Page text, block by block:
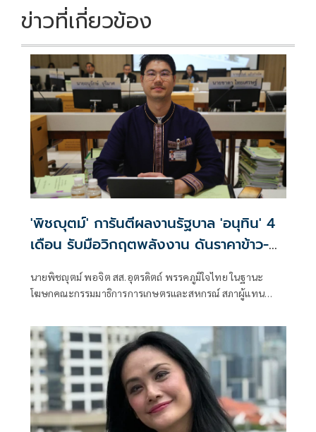
ข่าวที่เกี่ยวข้อง
'พิชญุตม์' การันตีผลงานรัฐบาล 'อนุทิน' 4
เดือน รับมือวิกฤตพลังงาน ดันราคาข้าว-
ช่วยลดต้นทุน-ขยายตลาดโลก
นายพิชญุตม์ พอจิต สส.อุตรดิตถ์ พรรคภูมิใจไทย ในฐานะ
โฆษกคณะกรรมมาธิการการเกษตรและสหกรณ์ สภาผู้แทน
รัฐบาลภายใต้การนำของนายอนุทิน ชาญวีรกูล นายกรัฐมนตรี
เข้าบริหารประเทศ 4 เดือน สามารถรับมือกับวิกฤตพลังงาน
และสงครามตะวันออกกลางได้ดี ส่งผลให้ราคาสินค้าเกษตร
หลักปรับตัวสูงขึ้น